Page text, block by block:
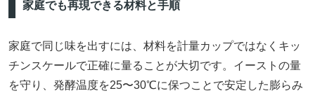
家庭でも再現できる材料と手順
家庭で同じ味を出すには、材料を計量カップではなくキッ
チンスケールで正確に量ることが大切です。イーストの量
を守り、発酵温度を25〜30℃に保つことで安定した膨らみ